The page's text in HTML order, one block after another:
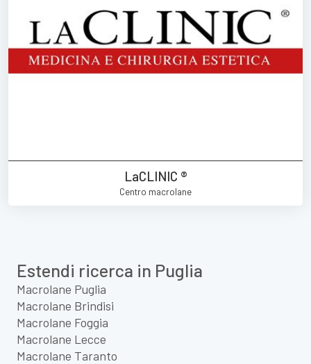
LaCLINIC ®
Centro macrolane
Estendi ricerca in Puglia
Macrolane Puglia
Macrolane Brindisi
Macrolane Foggia
Macrolane Lecce
Macrolane Taranto